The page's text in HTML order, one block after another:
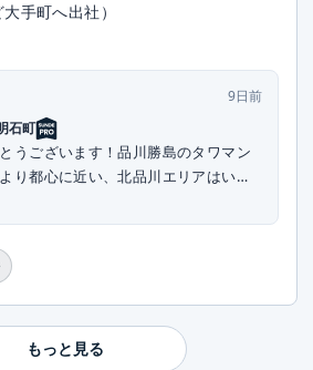
手町へ出社）
9日前
石町
うございます！品川勝島のタワマン
り都心に近い、北品川エリアはいか
もっと見る